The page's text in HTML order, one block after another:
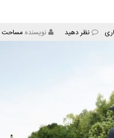
نظر دهید نویسنده مساحت